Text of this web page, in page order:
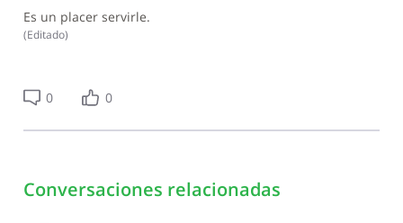
Es un placer servirle.
(Editado)
0 0
Conversaciones relacionadas